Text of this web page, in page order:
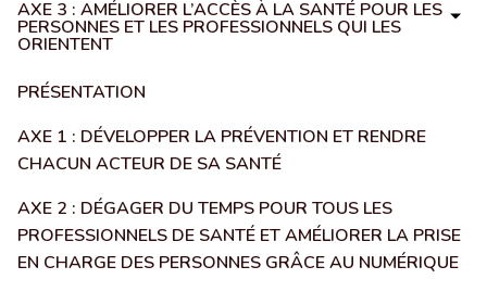
AXE 3 : AMÉLIORER L’ACCÈS À LA SANTÉ POUR LES
PERSONNES ET LES PROFESSIONNELS QUI LES
ORIENTENT
PRÉSENTATION
AXE 1 : DÉVELOPPER LA PRÉVENTION ET RENDRE
CHACUN ACTEUR DE SA SANTÉ
AXE 2 : DÉGAGER DU TEMPS POUR TOUS LES
PROFESSIONNELS DE SANTÉ ET AMÉLIORER LA PRISE
EN CHARGE DES PERSONNES GRÂCE AU NUMÉRIQUE